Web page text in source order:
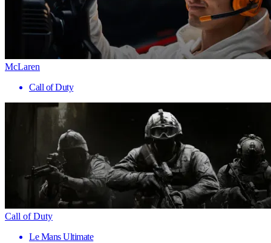
McLaren
Call of Duty
Call of Duty
Le Mans Ultimate